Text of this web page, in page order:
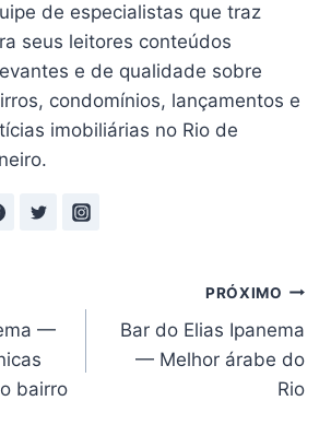
de especialistas que traz
seus leitores conteúdos
e de qualidade sobre
condomínios, lançamentos e
imobiliárias no Rio de
—
bairro
PRÓXIMO
Bar do Elias Ipanema
— Melhor árabe do
Rio